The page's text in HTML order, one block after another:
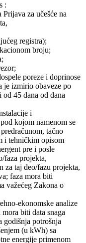
:
za učešće na
registra);
broju;
poreze i doprinose
je izmirio obaveze po
45 dana od dana
i
kojom namenom se
tačno
i tehničkim opisom
pre i posle
faza projekta,
za taj deo/fazu projekta,
faza mora biti
važećeg Zakona o
ekonomske analize
biti data snaga
godišnja potrošnja
(u kWh) sa
energije primenom